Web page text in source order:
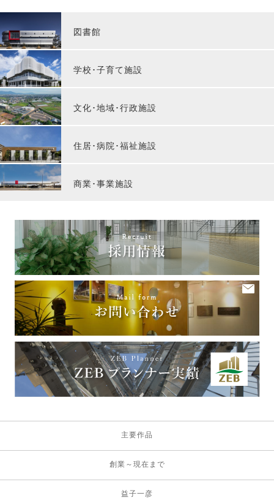
図書館
学校･子育て施設
文化･地域･行政施設
住居･病院･福祉施設
商業･事業施設
主要作品
創業～現在まで
益子一彦